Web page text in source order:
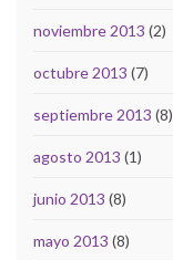
noviembre 2013 (2)
octubre 2013 (7)
septiembre 2013 (8)
agosto 2013 (1)
junio 2013 (8)
mayo 2013 (8)